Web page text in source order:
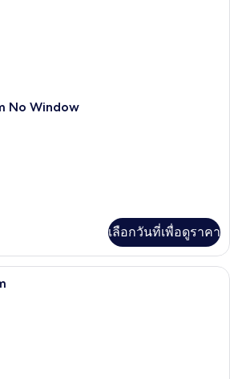
No Window
เลือกวันที่เพื่อดูราคา
เครื่องนอนระดับพรีเมียม, ตู้นิรภัยในห้